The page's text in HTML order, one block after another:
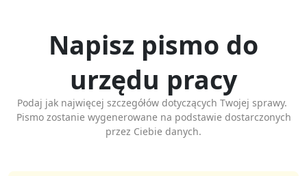
Napisz pismo do
urzędu pracy
Podaj jak najwięcej szczegółów dotyczących Twojej sprawy.
Pismo zostanie wygenerowane na podstawie dostarczonych
przez Ciebie danych.